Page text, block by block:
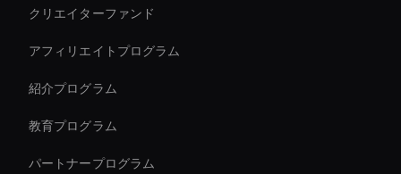
Interactive Hologram
クリエイターファンド
アフィリエイトプログラム
紹介プログラム
教育プログラム
パートナープログラム